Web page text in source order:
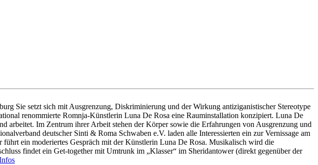
Sie setzt sich mit Ausgrenzung, Diskriminierung und der Wirkung antiziganistischer Stereotype
renommierte Romnja-Künstlerin Luna De Rosa eine Rauminstallation konzipiert. Luna De
Im Zentrum ihrer Arbeit stehen der Körper sowie die Erfahrungen von Ausgrenzung und
deutscher Sinti & Roma Schwaben e.V. laden alle Interessierten ein zur Vernissage am
ein moderiertes Gespräch mit der Künstlerin Luna De Rosa. Musikalisch wird die
findet ein Get-together mit Umtrunk im „Klasser“ im Sheridantower (direkt gegenüber der